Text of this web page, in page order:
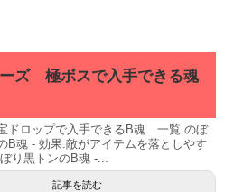
ズ 極ボスで入手できる魂
ドロップで入手できるB魂 一覧 のぼ
B魂 - 効果:敵がアイテムを落としやす
り黒トンのB魂 -...
記事を読む